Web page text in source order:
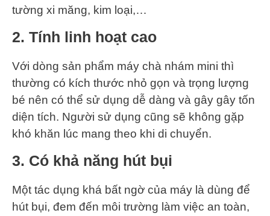
tường xi măng, kim loại,…
2. Tính linh hoạt cao
Với dòng sản phẩm máy chà nhám mini thì
thường có kích thước nhỏ gọn và trọng lượng
bé nên có thể sử dụng dễ dàng và gây gây tốn
diện tích. Người sử dụng cũng sẽ không gặp
khó khăn lúc mang theo khi di chuyển.
3. Có khả năng hút bụi
Một tác dụng khá bất ngờ của máy là dùng để
hút bụi, đem đến môi trường làm việc an toàn,